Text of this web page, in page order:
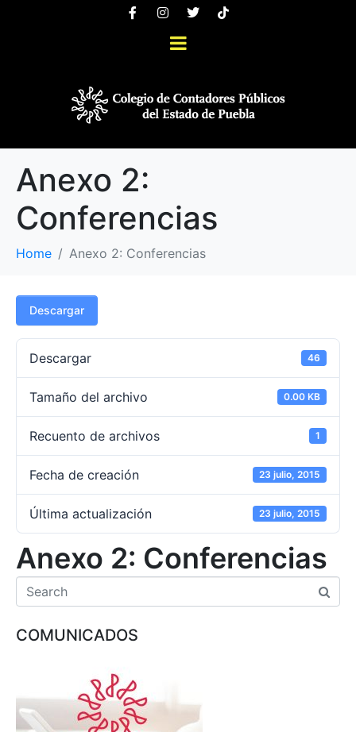
Anexo 2:
Conferencias
Home Anexo 2: Conferencias
Descargar
Descargar 46
Tamaño del archivo 0.00 KB
Recuento de archivos 1
Fecha de creación 23 julio, 2015
Última actualización 23 julio, 2015
Anexo 2: Conferencias
COMUNICADOS